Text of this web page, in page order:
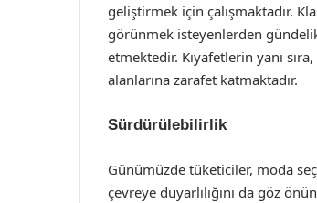
geliştirmek için çalışmaktadır.
görünmek isteyenlerden
etmektedir. Kıyafetlerin yanı
alanlarına zarafet katmaktadır.
Sürdürülebilirlik
Günümüzde tüketiciler, moda
çevreye duyarlılığını da göz